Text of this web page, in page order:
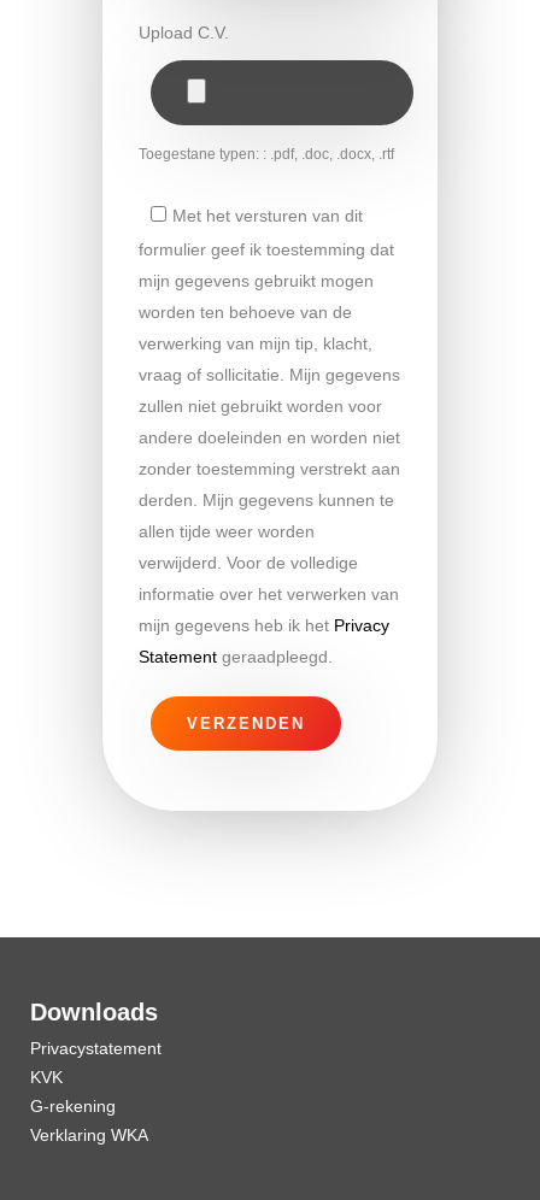
Upload C.V.
Toegestane typen: : .pdf, .doc, .docx, .rtf
Met het versturen van dit
formulier geef ik toestemming dat
mijn gegevens gebruikt mogen
worden ten behoeve van de
verwerking van mijn tip, klacht,
vraag of sollicitatie. Mijn gegevens
zullen niet gebruikt worden voor
andere doeleinden en worden niet
zonder toestemming verstrekt aan
derden. Mijn gegevens kunnen te
allen tijde weer worden
verwijderd. Voor de volledige
informatie over het verwerken van
mijn gegevens heb ik het Privacy
Statement geraadpleegd.
Downloads
Privacystatement
KVK
G-rekening
Verklaring WKA